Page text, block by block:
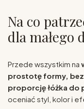
Na co
dla małego
Przede wszystkim na
prostotę formy,
proporcję łóżka do
oceniać styl, kolor i